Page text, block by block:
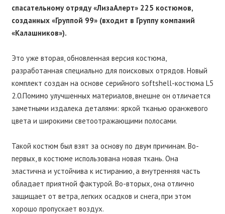
спасательному отряду «ЛизаАлерт» 225 костюмов,
созданных «Группой 99» (входит в Группу компаний
«Калашников»).
Это уже вторая, обновленная версия костюма,
разработанная специально для поисковых отрядов. Новый
комплект создан на основе серийного softshell-костюма L5
2.0.Помимо улучшенных материалов, внешне он отличается
заметными издалека деталями: яркой тканью оранжевого
цвета и широкими светоотражающими полосами.
Такой костюм был взят за основу по двум причинам. Во-
первых, в костюме использована новая ткань. Она
эластична и устойчива к истиранию, а внутренняя часть
обладает приятной фактурой. Во-вторых, она отлично
защищает от ветра, легких осадков и снега, при этом
хорошо пропускает воздух.